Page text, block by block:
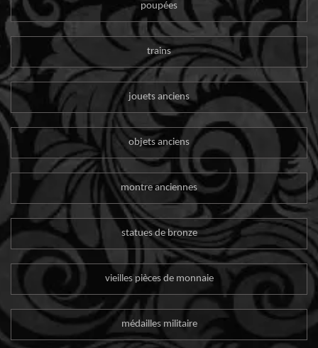
poupées
trains
jouets anciens
objets anciens
montre anciennes
statues de bronze
vieilles pièces de monnaie
médailles militaire